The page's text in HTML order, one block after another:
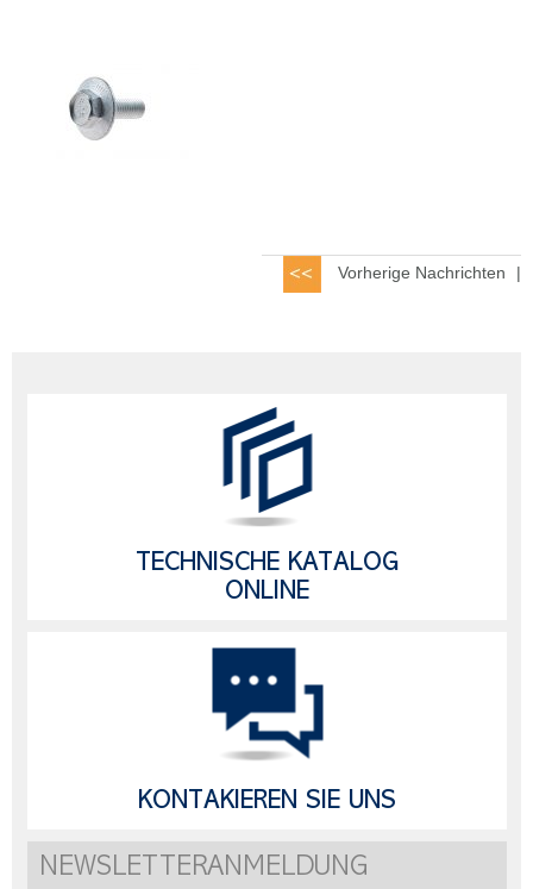
Vorherige Nachrichten |
TECHNISCHE KATALOG
ONLINE
KONTAKIEREN SIE UNS
NEWSLETTERANMELDUNG